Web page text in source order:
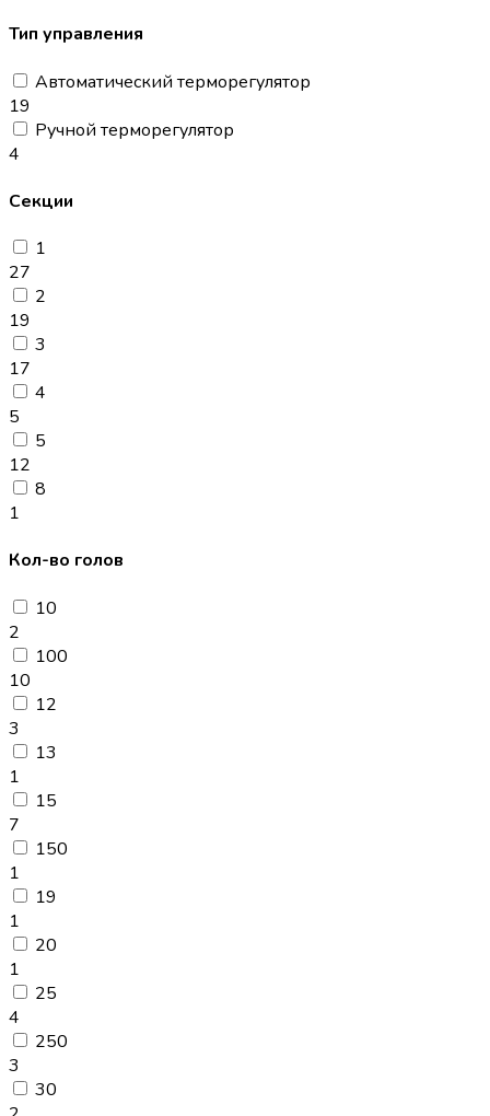
Тип управления
Автоматический терморегулятор
19
Ручной терморегулятор
4
Секции
1
27
2
19
3
17
4
5
5
12
8
1
Кол-во голов
10
2
100
10
12
3
13
1
15
7
150
1
19
1
20
1
25
4
250
3
30